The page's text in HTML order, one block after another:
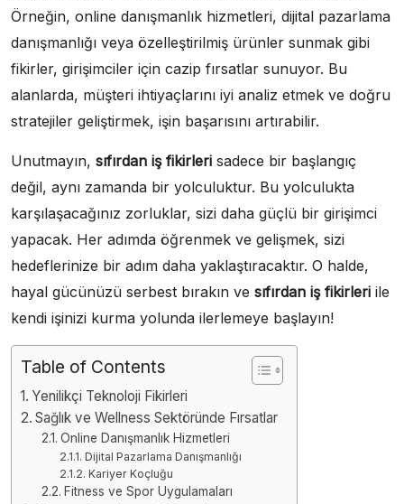
Örneğin, online danışmanlık hizmetleri, dijital pazarlama
danışmanlığı veya özelleştirilmiş ürünler sunmak gibi
fikirler, girişimciler için cazip fırsatlar sunuyor. Bu
alanlarda, müşteri ihtiyaçlarını iyi analiz etmek ve doğru
stratejiler geliştirmek, işin başarısını artırabilir.
Unutmayın, sıfırdan iş fikirleri sadece bir başlangıç
değil, aynı zamanda bir yolculuktur. Bu yolculukta
karşılaşacağınız zorluklar, sizi daha güçlü bir girişimci
yapacak. Her adımda öğrenmek ve gelişmek, sizi
hedeflerinize bir adım daha yaklaştıracaktır. O halde,
hayal gücünüzü serbest bırakın ve sıfırdan iş fikirleri ile
kendi işinizi kurma yolunda ilerlemeye başlayın!
Table of Contents
Yenilikçi Teknoloji Fikirleri
Sağlık ve Wellness Sektöründe Fırsatlar
Online Danışmanlık Hizmetleri
Dijital Pazarlama Danışmanlığı
Kariyer Koçluğu
Fitness ve Spor Uygulamaları